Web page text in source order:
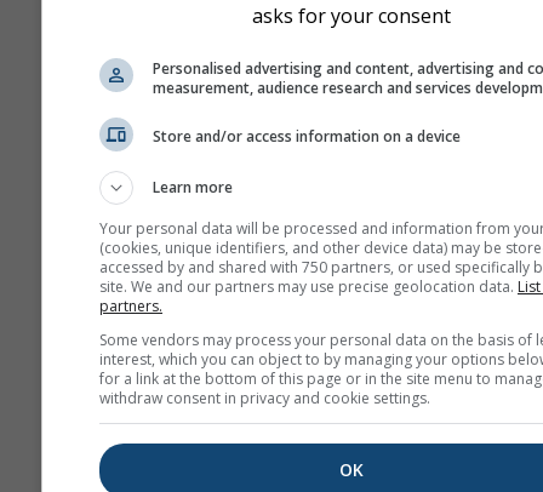
asks for your consent
Personalised advertising and content, advertising and
measurement, audience research and services
Store and/or access information on a device
Learn more
Your personal data will be processed and information from
(cookies, unique identifiers, and other device data) may be
accessed by and shared with 750 partners, or used specifically
site. We and our partners may use precise geolocation data.
partners.
Some vendors may process your personal data on the basis of
interest, which you can object to by managing your options
for a link at the bottom of this page or in the site menu to
withdraw consent in privacy and cookie settings.
OK